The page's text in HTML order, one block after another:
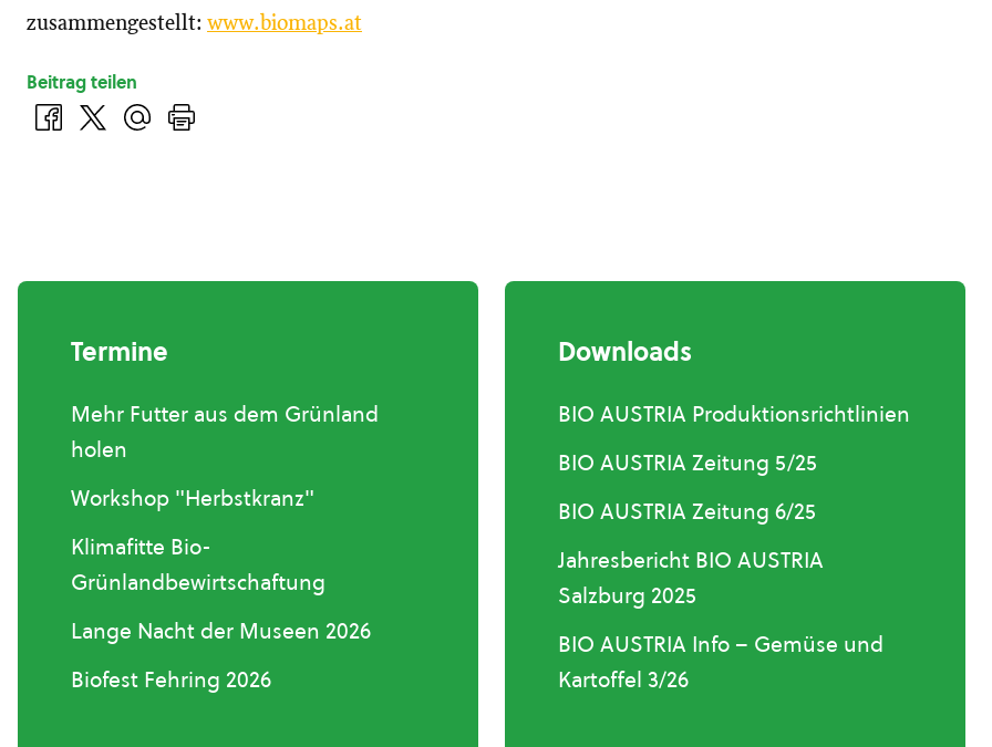
zusammengestellt: www.biomaps.at
Beitrag teilen
Termine
Mehr Futter aus dem Grünland
holen
Workshop "Herbstkranz"
Klimafitte Bio-
Grünlandbewirtschaftung
Lange Nacht der Museen 2026
Biofest Fehring 2026
Downloads
BIO AUSTRIA Produktionsrichtlinien
BIO AUSTRIA Zeitung 5/25
BIO AUSTRIA Zeitung 6/25
Jahresbericht BIO AUSTRIA
Salzburg 2025
BIO AUSTRIA Info – Gemüse und
Kartoffel 3/26